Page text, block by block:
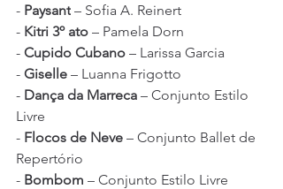
- Paysant – Sofia A. Reinert
- Kitri 3º ato – Pamela Dorn
- Cupido Cubano – Larissa Garcia
- Giselle – Luanna Frigotto
- Dança da Marreca – Conjunto Estilo
Livre
- Flocos de Neve – Conjunto Ballet de
Repertório
- Bombom – Conjunto Estilo Livre